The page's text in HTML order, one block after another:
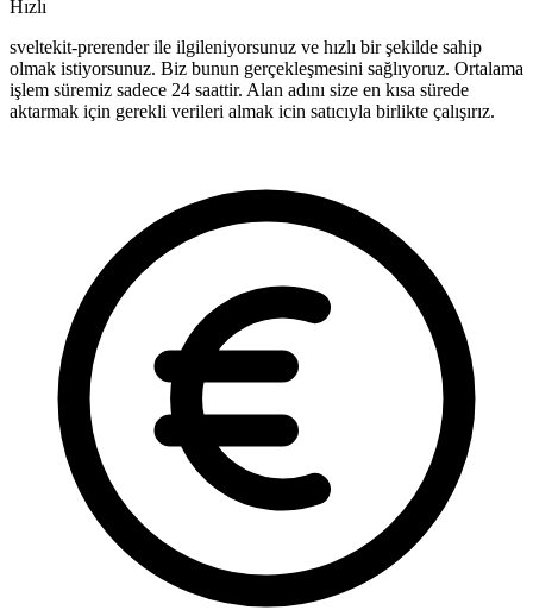
Hızlı
sveltekit-prerender ile ilgileniyorsunuz ve hızlı bir şekilde sahip
olmak istiyorsunuz. Biz bunun gerçekleşmesini sağlıyoruz. Ortalama
işlem süremiz sadece 24 saattir. Alan adını size en kısa sürede
aktarmak için gerekli verileri almak icin satıcıyla birlikte çalışırız.